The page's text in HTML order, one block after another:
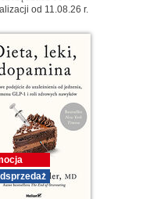
od 11.08.26 r.